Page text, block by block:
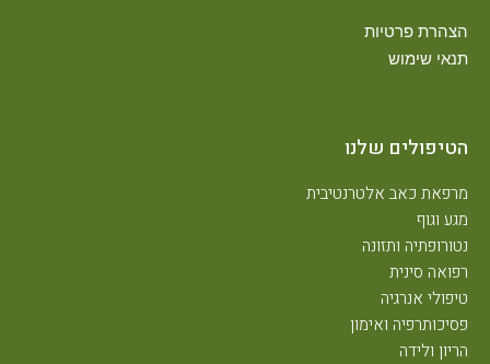
הצהרת פרטיות
תנאי שימוש
הטיפולים שלנו
מרפאת כאב אלטרנטיבית
מגע וגוף
נטורופתיה ותזונה
רפואה סינית
טיפולי אנרגיה
פסיכותרפיה ואימון
הריון ולידה